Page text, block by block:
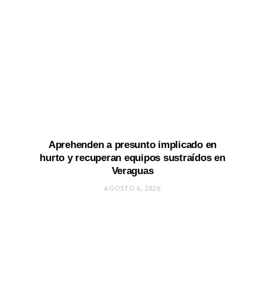
Aprehenden a presunto implicado en
hurto y recuperan equipos sustraídos en
Veraguas
AGOSTO 6, 2026